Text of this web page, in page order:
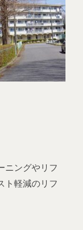
ニングやリフ
ト軽減のリフ